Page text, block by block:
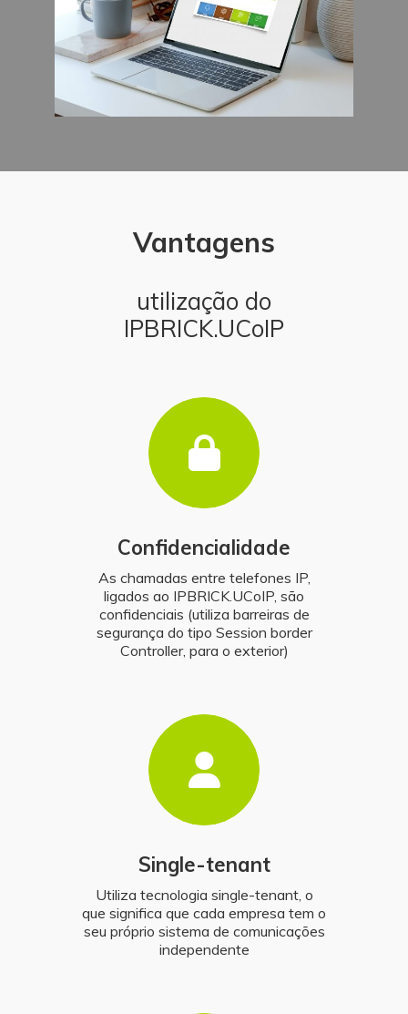
Vantagens
utilização do
IPBRICK.UCoIP
Confidencialidade
As chamadas entre telefones IP,
ligados ao IPBRICK.UCoIP, são
confidenciais (utiliza barreiras de
segurança do tipo Session border
Controller, para o exterior)
Single-tenant
Utiliza tecnologia single-tenant, o
que significa que cada empresa tem o
seu próprio sistema de comunicações
independente